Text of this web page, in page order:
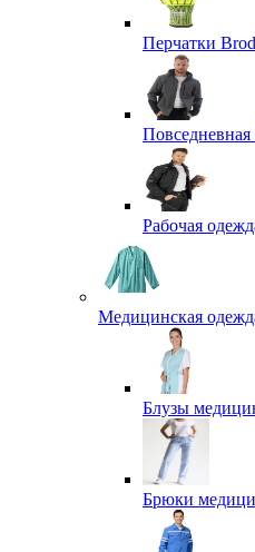
Перчатки
Рабочая
Медицинская
Блузы
Брюки